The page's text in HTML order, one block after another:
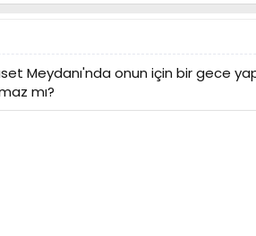
Meydanı'nda onun için bir gece
mı?